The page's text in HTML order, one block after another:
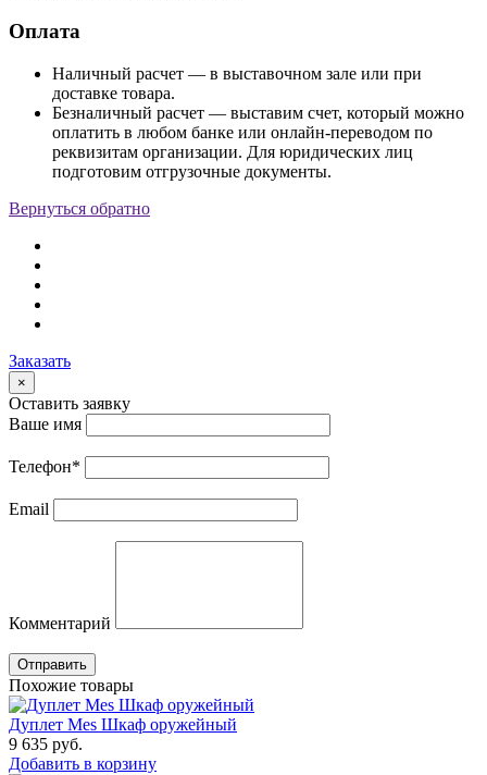
Оплата
Наличный расчет — в выставочном зале или при
доставке товара.
Безналичный расчет — выставим счет, который можно
оплатить в любом банке или онлайн-переводом по
реквизитам организации. Для юридических лиц
подготовим отгрузочные документы.
Вернуться обратно
Заказать
×
Оставить заявку
Ваше имя
Телефон*
Email
Комментарий
Отправить
Похожие товары
Дуплет Mes Шкаф оружейный
9 635 руб.
Добавить в корзину